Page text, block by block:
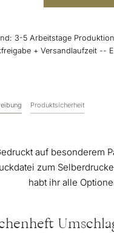
3-5 Arbeitstage
+ Versandlaufzeit --
Produktsicherheit
auf besonderem
zum
habt ihr alle